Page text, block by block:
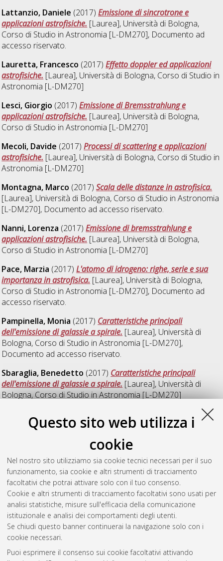
Questo sito web utilizza i
cookie
Nel nostro sito utilizziamo sia cookie tecnici necessari per il suo
funzionamento, sia cookie e altri strumenti di tracciamento
facoltativi che potrai attivare solo con il tuo consenso.
Cookie e altri strumenti di tracciamento facoltativi sono usati per
analisi statistiche, misure sull'efficacia della comunicazione
istituzionale e analisi dei comportamenti degli utenti.
Se chiudi questo banner continuerai la navigazione solo con i
cookie necessari.
Puoi esprimere il consenso sui cookie facoltativi attivando
Lattanzio, Daniele (2017)Emissione di sincrotrone e
applicazioni astrofisiche. [Laurea], Università di Bologna,
Corso di Studio inAstronomia [L-DM270], Documento ad
accesso riservato.
Lauretta, Francesco (2017)Effetto doppler ed applicazioni
astrofisiche. [Laurea], Università di Bologna, Corso di Studio in
Astronomia [L-DM270]
Lesci, Giorgio (2017)Emissione di Bremsstrahlung e
applicazioni astrofisiche. [Laurea], Università di Bologna,
Corso di Studio inAstronomia [L-DM270]
Mecoli, Davide (2017)Processi di scattering e applicazioni
astrofisiche. [Laurea], Università di Bologna, Corso di Studio in
Astronomia [L-DM270]
Montagna, Marco (2017)Scala delle distanze in astrofisica.
[Laurea], Università di Bologna, Corso di Studio inAstronomia
[L-DM270], Documento ad accesso riservato.
Nanni, Lorenza (2017)Emissione di bremsstrahlung e
applicazioni astrofisiche. [Laurea], Università di Bologna,
Corso di Studio inAstronomia [L-DM270]
Pace, Marzia (2017)L'atomo di idrogeno: righe, serie e sua
importanza in astrofisica. [Laurea], Università di Bologna,
Corso di Studio inAstronomia [L-DM270], Documento ad
accesso riservato.
Pampinella, Monia (2017) Caratteristiche principali
dell'emissione di galassie a spirale. [Laurea], Università di
Bologna, Corso di Studio inAstronomia [L-DM270],
Documento ad accesso riservato.
Sbaraglia, Benedetto (2017) Caratteristiche principali
dell'emissione di galassie a spirale. [Laurea], Università di
Bologna, Corso di Studio inAstronomia [L-DM270]
emissione di regioni HII.[Laurea], Università di Bologna, Corso
dell'energia in astrofisica.[Laurea], Università di Bologna,
Corso di Studio inAstronomia [L-DM270], Documento ad
accesso riservato.
Questa lista e' stata generata ilSat Aug 8 20:33:17 2026
CEST
Atom